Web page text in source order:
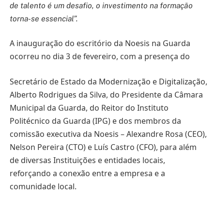
de talento é um desafio, o investimento na formação
torna-se essencial”.
A inauguração do escritório da Noesis na Guarda
ocorreu no dia 3 de fevereiro, com a presença do
Secretário de Estado da Modernização e Digitalização,
Alberto Rodrigues da Silva, do Presidente da Câmara
Municipal da Guarda, do Reitor do Instituto
Politécnico da Guarda (IPG) e dos membros da
comissão executiva da Noesis – Alexandre Rosa (CEO),
Nelson Pereira (CTO) e Luís Castro (CFO), para além
de diversas Instituições e entidades locais,
reforçando a conexão entre a empresa e a
comunidade local.